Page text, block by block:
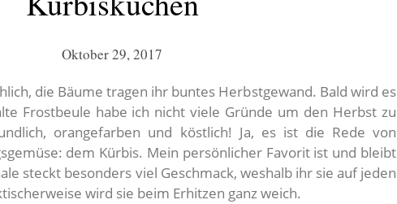
Oktober 29, 2017
die Bäume tragen ihr buntes Herbstgewand. Bald wird es
Frostbeule habe ich nicht viele Gründe um den Herbst zu
orangefarben und köstlich! Ja, es ist die Rede von
dem Kürbis. Mein persönlicher Favorit ist und bleibt
steckt besonders viel Geschmack, weshalb ihr sie auf jeden
wird sie beim Erhitzen ganz weich.